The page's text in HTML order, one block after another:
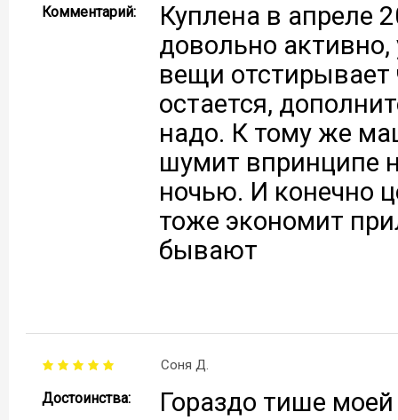
Комментарий:
Куплена в апреле
довольно
вещи отстирывает
остается,
надо. К тому же
шумит впринципе
ночью. И конечно
тоже экономит
бывают
Соня Д.
Достоинства: Гораздо тише